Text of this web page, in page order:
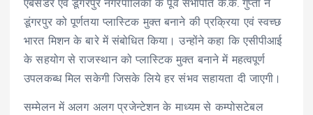
एंबेसेडर एवं डूंगरपुर नगरपालिका के पूर्व सभापति के.के. गुप्ता ने
डूंगरपुर को पूर्णतया प्लास्टिक मुक्त बनाने की प्रक्रिया एवं स्वच्छ
भारत मिशन के बारे में संबोधित किया। उन्होंने कहा कि एसीपीआई
के सहयोग से राजस्थान को प्लास्टिक मुक्त बनाने में महत्वपूर्ण
उपलकब्ध मिल सकेगी जिसके लिये हर संभव सहायता दी जाएगी।
सम्मेलन में अलग अलग प्रजेन्टेशन के माध्यम से कम्पोसटेबल